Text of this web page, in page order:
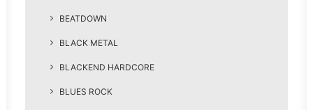
BEATDOWN
BLACK METAL
BLACKEND HARDCORE
BLUES ROCK